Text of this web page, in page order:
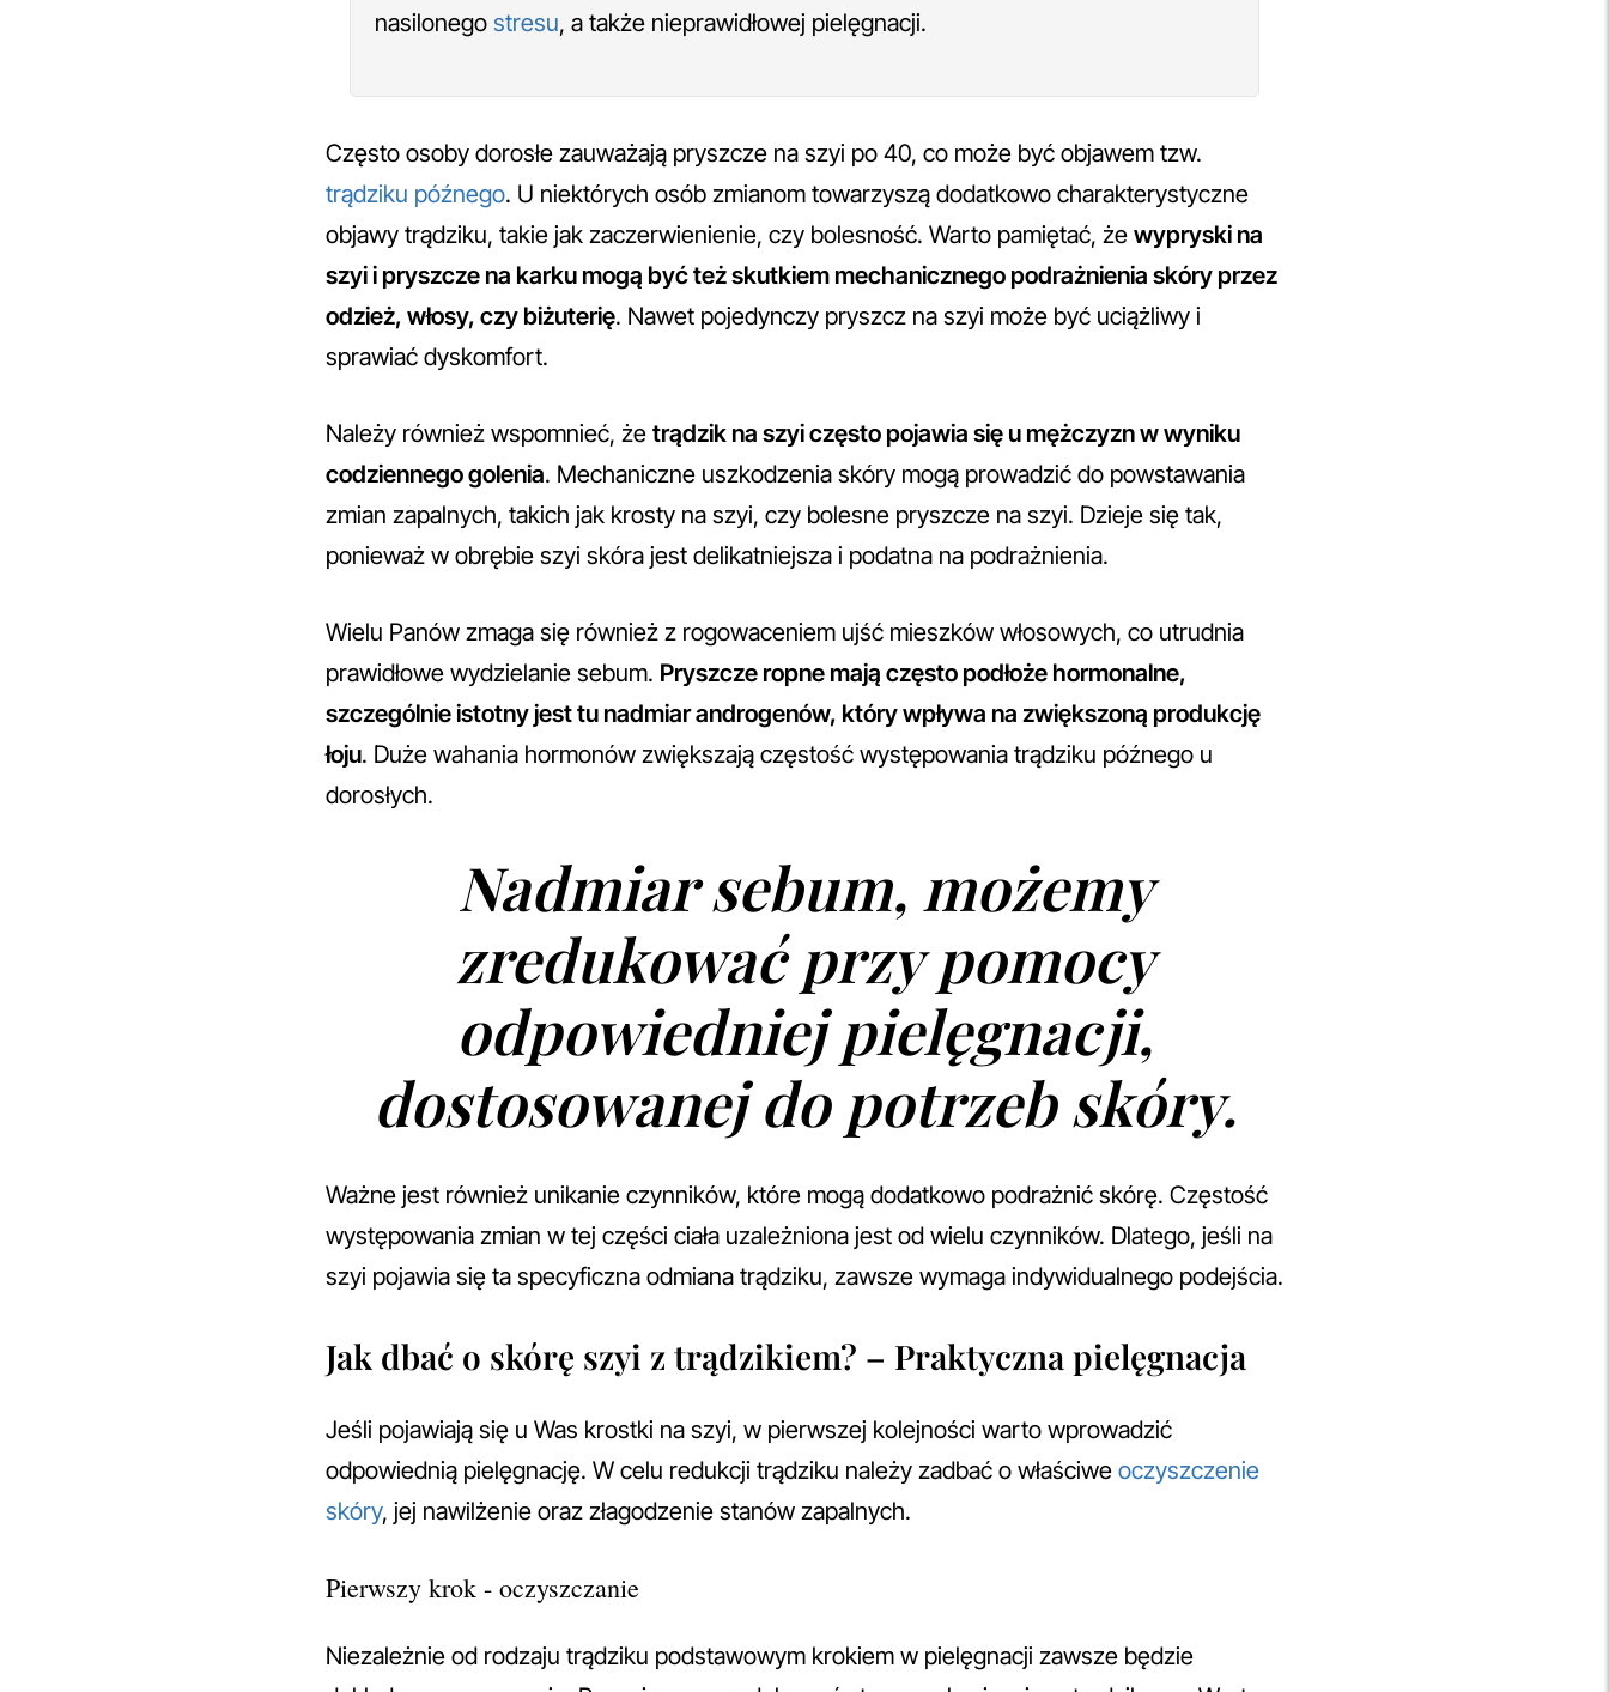
nasilonego stresu, a także nieprawidłowej pielęgnacji.
Często osoby dorosłe zauważają pryszcze na szyi po 40, co może być objawem tzw.
trądziku późnego. U niektórych osób zmianom towarzyszą dodatkowo charakterystyczne
objawy trądziku, takie jak zaczerwienienie, czy bolesność. Warto pamiętać, że wypryski na
szyi i pryszcze na karku mogą być też skutkiem mechanicznego podrażnienia skóry przez
odzież, włosy, czy biżuterię. Nawet pojedynczy pryszcz na szyi może być uciążliwy i
sprawiać dyskomfort.
Należy również wspomnieć, że trądzik na szyi często pojawia się u mężczyzn w wyniku
codziennego golenia. Mechaniczne uszkodzenia skóry mogą prowadzić do powstawania
zmian zapalnych, takich jak krosty na szyi, czy bolesne pryszcze na szyi. Dzieje się tak,
ponieważ w obrębie szyi skóra jest delikatniejsza i podatna na podrażnienia.
Wielu Panów zmaga się również z rogowaceniem ujść mieszków włosowych, co utrudnia
prawidłowe wydzielanie sebum. Pryszcze ropne mają często podłoże hormonalne,
szczególnie istotny jest tu nadmiar androgenów, który wpływa na zwiększoną produkcję
łoju. Duże wahania hormonów zwiększają częstość występowania trądziku późnego u
dorosłych.
Nadmiar sebum, możemy
zredukować przy pomocy
odpowiedniej pielęgnacji,
dostosowanej do potrzeb skóry.
Ważne jest również unikanie czynników, które mogą dodatkowo podrażnić skórę. Częstość
występowania zmian w tej części ciała uzależniona jest od wielu czynników. Dlatego, jeśli na
szyi pojawia się ta specyficzna odmiana trądziku, zawsze wymaga indywidualnego podejścia.
Jak dbać o skórę szyi z trądzikiem? – Praktyczna pielęgnacja
Jeśli pojawiają się u Was krostki na szyi, w pierwszej kolejności warto wprowadzić
odpowiednią pielęgnację. W celu redukcji trądziku należy zadbać o właściwe oczyszczenie
skóry, jej nawilżenie oraz złagodzenie stanów zapalnych.
Pierwszy krok - oczyszczanie
Niezależnie od rodzaju trądziku podstawowym krokiem w pielęgnacji zawsze będzie